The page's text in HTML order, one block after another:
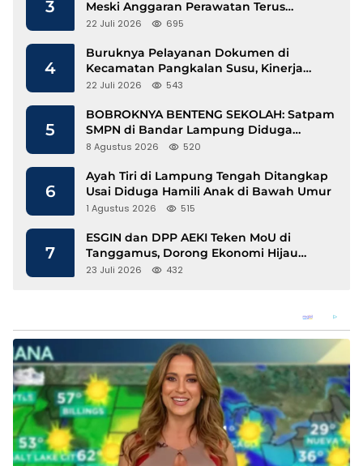
3
Meski Anggaran Perawatan Terus
Mengalir
22 Juli 2026 695
4
Buruknya Pelayanan Dokumen di
Kecamatan Pangkalan Susu, Kinerja
Disdukcapil Langkat Disorot
22 Juli 2026 543
5
BOBROKNYA BENTENG SEKOLAH: Satpam
SMPN di Bandar Lampung Diduga
Lecehkan Siswi
8 Agustus 2026 520
6
Ayah Tiri di Lampung Tengah Ditangkap
Usai Diduga Hamili Anak di Bawah Umur
1 Agustus 2026 515
7
ESGIN dan DPP AEKI Teken MoU di
Tanggamus, Dorong Ekonomi Hijau
Berbasis Kopi dan Perdagangan Karbon
23 Juli 2026 432